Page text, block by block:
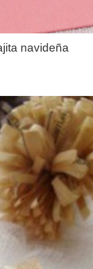
navideña